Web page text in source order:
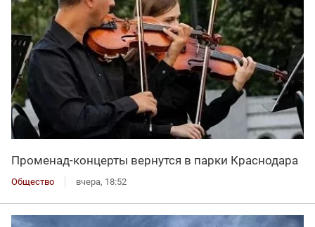
Променад-концерты вернутся в парки Краснодара
Общество вчера, 18:52